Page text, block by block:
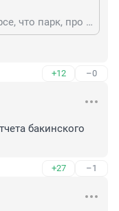
Вильнюсские тролли и не в курсе, что парк, про который идёт речь в статье, не в Мурино.
+12 –0
бакинского
+27 –1